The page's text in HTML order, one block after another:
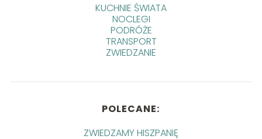
KUCHNIE ŚWIATA
NOCLEGI
PODRÓŻE
TRANSPORT
ZWIEDZANIE
POLECANE:
ZWIEDZAMY HISZPANIĘ